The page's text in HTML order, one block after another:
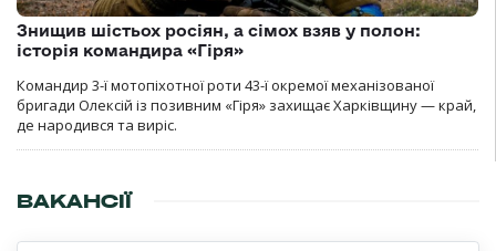
Знищив шістьох росіян, а сімох взяв у полон:
історія командира «Гіря»
Командир 3-ї мотопіхотної роти 43-ї окремої механізованої
бригади Олексій із позивним «Гіря» захищає Харківщину — край,
де народився та виріс.
ВАКАНСІЇ